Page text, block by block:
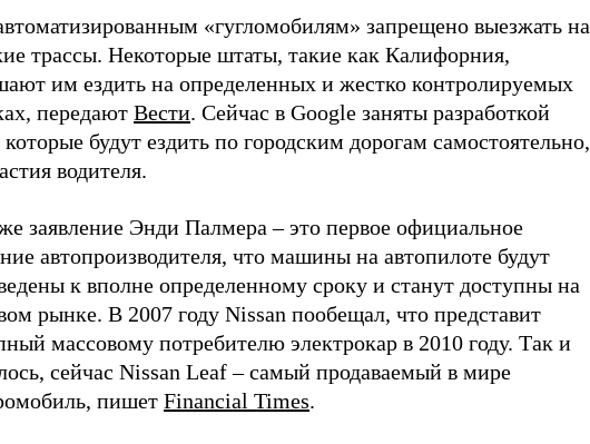
«гугломобилям» запрещено выезжать на
трассы. Некоторые штаты, такие как Калифорния,
им ездить на определенных и жестко контролируемых
передают Вести. Сейчас в Google заняты разработкой
которые будут ездить по городским дорогам самостоятельно,
водителя.
заявление Энди Палмера – это первое официальное
автопроизводителя, что машины на автопилоте будут
к вполне определенному сроку и станут доступны на
рынке. В 2007 году Nissan пообещал, что представит
массовому потребителю электрокар в 2010 году. Так и
сейчас Nissan Leaf – самый продаваемый в мире
пишет Financial Times.